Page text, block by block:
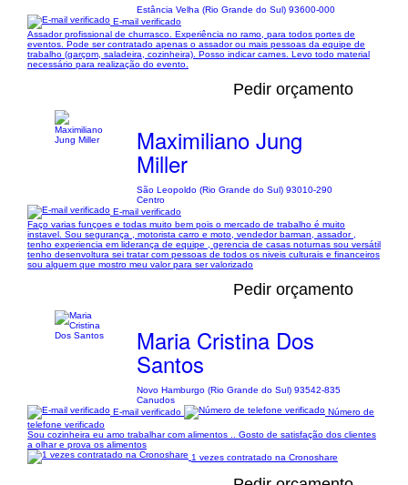
Estância Velha (Rio Grande do Sul) 93600-000
E-mail verificado
Assador profissional de churrasco. Experiência no ramo, para todos portes de
eventos. Pode ser contratado apenas o assador ou mais pessoas da equipe de
trabalho (garçom, saladeira, cozinheira). Posso indicar carnes. Levo todo material
necessário para realização do evento.
Pedir orçamento
Maximiliano Jung
Miller
São Leopoldo (Rio Grande do Sul) 93010-290
Centro
E-mail verificado
Faço varias funçoes e todas muito bem pois o mercado de trabalho é muito
instavel. Sou segurança , motorista carro e moto, vendedor barman, assador ,
tenho experiencia em liderança de equipe , gerencia de casas noturnas sou versátil
tenho desenvoltura sei tratar com pessoas de todos os niveis culturais e financeiros
sou alguem que mostro meu valor para ser valorizado
Pedir orçamento
Maria Cristina Dos
Santos
Novo Hamburgo (Rio Grande do Sul) 93542-835
Canudos
E-mail verificado
Número de
telefone verificado
Sou cozinheira eu amo trabalhar com alimentos .. Gosto de satisfação dos clientes
a olhar e prova os alimentos
1 vezes contratado na Cronoshare